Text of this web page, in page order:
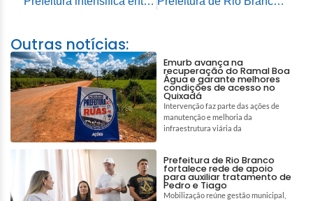
Outras notícias:
Emurb avança na
recuperação do Ramal Boa
Água e garante melhores
condições de acesso no
Quixadá
Intervenção faz parte das ações de
manutenção e melhoria da
infraestrutura viária da
Prefeitura de Rio Branco
fortalece rede de apoio
para auxiliar tratamento de
Pedro e Tiago
Mobilização reúne gestão municipal,